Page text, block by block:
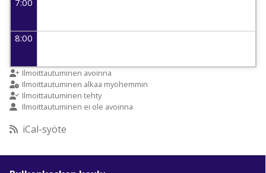
7:00
8:00
9:00
10:00
Ilmoittautuminen avoinna
Ilmoittautuminen alkaa myöhemmin
Ilmoittautuminen tehty
Ilmoittautuminen ei ole avoinna
iCal-syöte